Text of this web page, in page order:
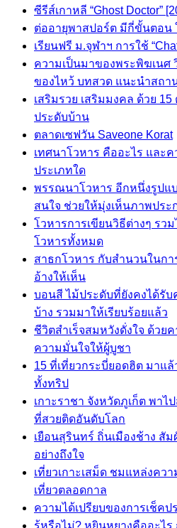
ซีรีส์เกาหลี “Ghost Doctor”
ต่ออายุพาสปอร์ต มีกี่ขั้นตอน
เรียนฟรี ม.จุฬาฯ การใช้
ความเป็นมาของพระพิฆเนศ
ของไหว้ บทสวด แนะนำสถา
เสริมรวย เสริมมงคล ด้วย
ประดับบ้าน
ตลาดเซฟวัน Saveone Korat
เทศนาโวหาร คืออะไร และ
ประเภทใด
พรรณนาโวหาร อีกหนึ่งรูปแ
สนใจ ช่วยให้มุ่งเห็นภาพประ
โวหารการเขียนวิธีต่างๆ รว
โวหารทั้งหมด
สาธกโวหาร กับสำนวนในก
อ้างให้เห็น
บอนสี ไม้ประดับที่ยังคงได้รั
บ้าง รวมมาให้เรียบร้อยแล้ว
ชีวิตสำเร็จสมหวังดั่งใจ ด้วย
ความมั่นใจให้ผู้บูชา
15 ที่เที่ยวกระบี่ยอดฮิต มาแ
ทั้งทริป
เกาะราชา จังหวัดภูเก็ต พา
ที่สวยติดอันดับโลก
เยือนสุรินทร์ ถิ่นเมืองช้าง สั
อย่างถึงใจ
เที่ยวเกาะเสม็ด ชมแหล่งคว
เที่ยวตลอดกาล
ความได้เปรียบของการเช็ค
รู้หรือไม่? หยินหยางคืออะไ